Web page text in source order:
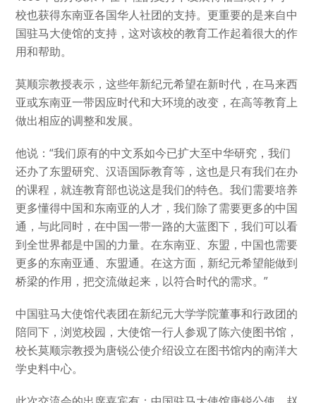
校也获得东南亚各国华人社团的支持。更重要的是来自中
国驻马大使馆的支持，这对该校的教育工作起着很大的作
用和帮助。
莫顺宗教授表示，这些年新纪元希望在新时代，在马来西
亚或东南亚一带因应时代和大环境的改变，在高等教育上
做出相应的调整和发展。
他说：“我们原有的中文系如今已扩大至中华研究，我们
还办了东盟研究、汉语国际教育等，这也是只有我们在办
的课程，就连教育部也说这是我们的特色。我们需要培养
更多懂得中国和东南亚的人才，我们除了需要更多的中国
通，与此同时，在中国一带一路的大蓝图下，我们可以看
到全世界都是中国的力量。在东南亚、东盟，中国也需要
更多的东南亚通、东盟通。在这方面，新纪元希望能做到
桥梁的作用，把交流做起来，以符合时代的需求。”
中国驻马大使馆代表团在新纪元大学学院董事和行政团的
陪同下，浏览校园，大使馆一行人参观了陈六使图书馆，
校长莫顺宗教授为唐锐公使介绍设立在图书馆内的南洋大
学史料中心。